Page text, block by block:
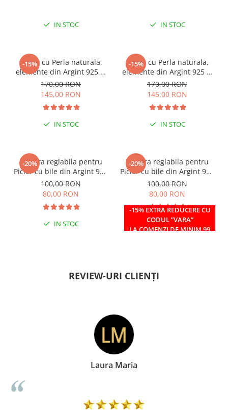
IN STOC IN STOC
-15%
Colier cu Perla naturala,
elemente din Argint 925 si
margele Miyuki, multicolor
170,00 RON
145,00 RON
IN STOC
-15%
Colier cu Perla naturala,
elemente din Argint 925 si
margele Miyuki, verde/kiwi
170,00 RON
145,00 RON
IN STOC
-20%
Bratara reglabila pentru
Picior cu bile din Argint 925
si margele Miyuki rosii
100,00 RON
80,00 RON
IN STOC
-20%
-15% EXTRA REDUCERE CU
CODUL ”VARA”
LA COMENZI DE MINIM 99
Bratara reglabila pentru
Picior cu bile din Argint 925
si margele Miyuki verzi
100,00 RON
80,00 RON
IN STOC
REVIEW-URI CLIENȚI
Doina Georgescu